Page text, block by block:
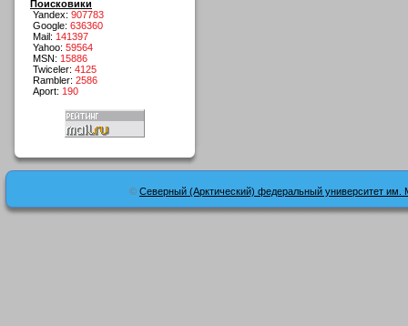
Поисковики
Yandex: 907783
Google: 636360
Mail: 141397
Yahoo: 59564
MSN: 15886
Twiceler: 4125
Rambler: 2586
Aport: 190
© Северный (Арктический) федеральный университет